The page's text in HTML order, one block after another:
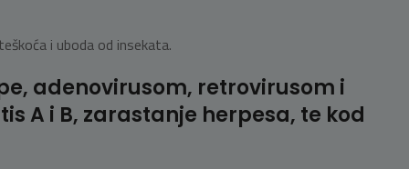
i uboda od insekata.
adenovirusom, retrovirusom i
A i B, zarastanje herpesa, te kod